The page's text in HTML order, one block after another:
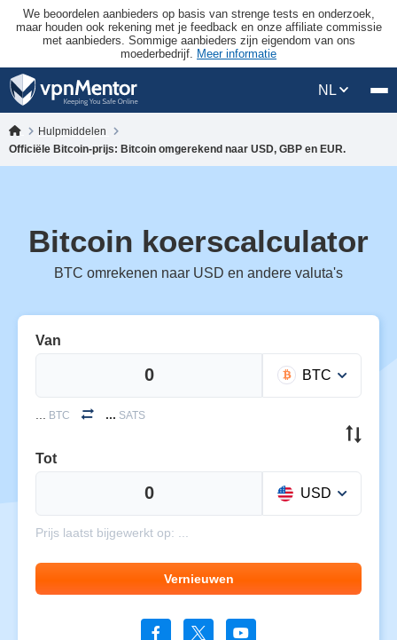
We beoordelen aanbieders op basis van strenge tests en onderzoek,
maar houden ook rekening met je feedback en onze affiliate commissie
met aanbieders. Sommige aanbieders zijn eigendom van ons
moederbedrijf. Meer informatie
NL
Hulpmiddelen
Officiële Bitcoin-prijs: Bitcoin omgerekend naar USD, GBP en EUR.
Bitcoin koerscalculator
BTC omrekenen naar USD en andere valuta's
Van
BTC
BTC ... SATS
Tot
USD
Prijs laatst bijgewerkt op:
Vernieuwen